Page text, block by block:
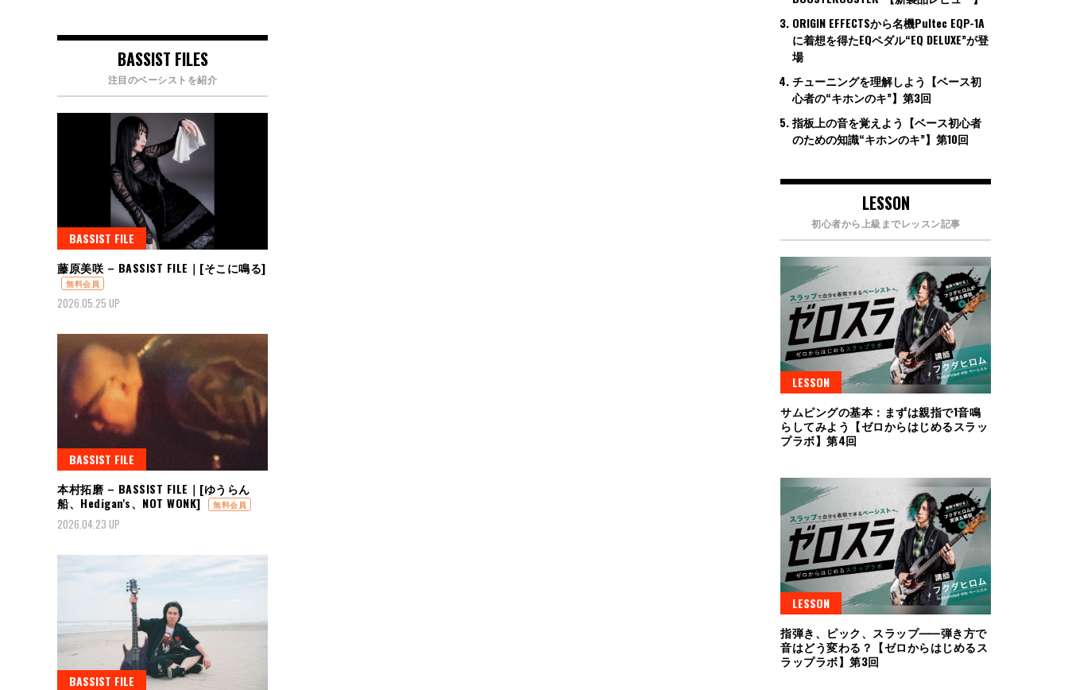
BASSIST FILES
注目のベーシストを紹介
BASSIST FILE
藤原美咲 – BASSIST FILE｜[そこに鳴る]
無料会員
2026.05.25 UP
BASSIST FILE
本村拓磨 – BASSIST FILE｜[ゆうらん
船、Hedigan's、NOT WONK]
無料会員
2026.04.23 UP
BASSIST FILE
ORIGIN EFFECTSから名機Pultec EQP-1A
に着想を得たEQペダル“EQ DELUXE”が登
場
チューニングを理解しよう【ベース初
心者の“キホンのキ”】第3回
指板上の音を覚えよう【ベース初心者
のための知識“キホンのキ”】第10回
LESSON
初心者から上級までレッスン記事
LESSON
サムピングの基本：まずは親指で1音鳴
らしてみよう【ゼロからはじめるスラッ
プラボ】第4回
LESSON
指弾き、ピック、スラップ⸺弾き方で
音はどう変わる？【ゼロからはじめるス
ラップラボ】第3回